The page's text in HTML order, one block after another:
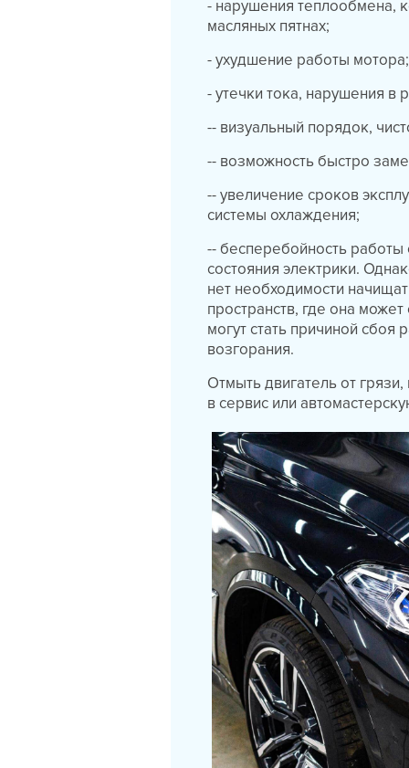
- нарушения теплообмена,
масляных пятнах;
- ухудшение работы
- утечки тока, нарушения
-- визуальный порядок,
-- возможность быстро
-- увеличение сроков
системы охлаждения;
-- бесперебойность
состояния электрики.
нет необходимости
пространств, где она
могут стать причиной
возгорания.
Отмыть двигатель от
в сервис или